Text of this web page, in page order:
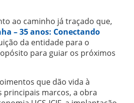
ao caminho já traçado que,
– 35 anos: Conectando
da entidade para o
para guiar os próximos
que dão vida à
principais marcos, a obra